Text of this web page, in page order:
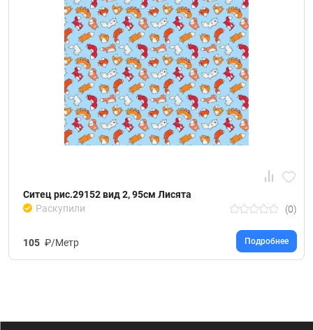
Ситец рис.29152 вид 2, 95см Лисята
Раскупили
(0)
105 ₽/Метр Подробнее